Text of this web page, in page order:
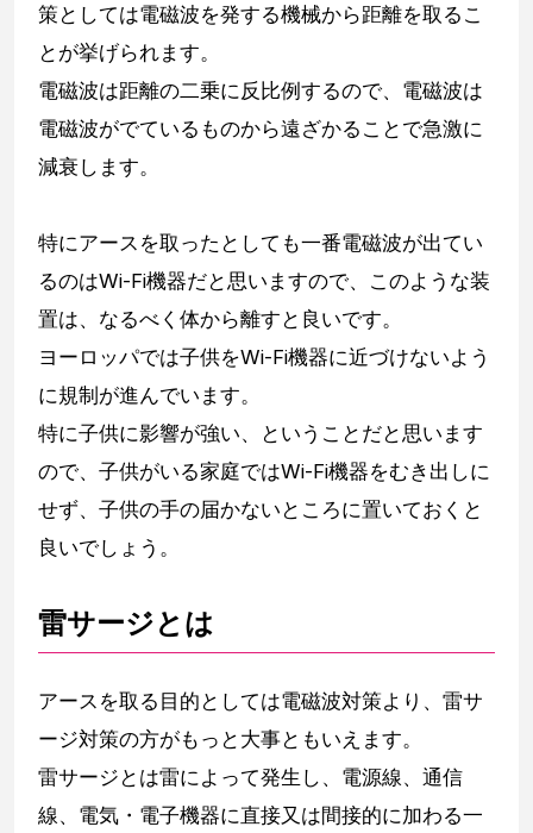
策としては電磁波を発する機械から距離を取るこ
とが挙げられます。
電磁波は距離の二乗に反比例するので、電磁波は
電磁波がでているものから遠ざかることで急激に
減衰します。
特にアースを取ったとしても一番電磁波が出てい
るのはWi-Fi機器だと思いますので、このような装
置は、なるべく体から離すと良いです。
ヨーロッパでは子供をWi-Fi機器に近づけないよう
に規制が進んでいます。
特に子供に影響が強い、ということだと思います
ので、子供がいる家庭ではWi-Fi機器をむき出しに
せず、子供の手の届かないところに置いておくと
良いでしょう。
雷サージとは
アースを取る目的としては電磁波対策より、雷サ
ージ対策の方がもっと大事ともいえます。
雷サージとは雷によって発生し、電源線、通信
線、電気・電子機器に直接又は間接的に加わる一